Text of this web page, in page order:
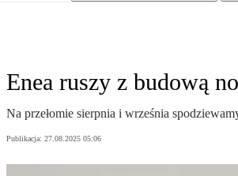
Enea ruszy z budową
Na przełomie sierpnia i września
Publikacja: 27.08.2025 05:06